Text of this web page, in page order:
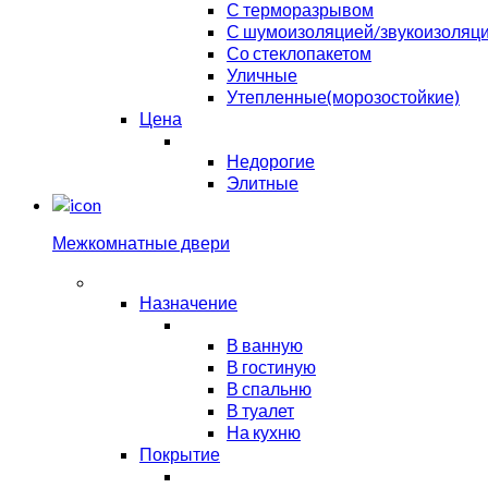
С терморазрывом
С шумоизоляцией/
Со стеклопакетом
Уличные
Утепленные(морозостойкие)
Цена
Недорогие
Элитные
Межкомнатные двери
Назначение
В ванную
В гостиную
В спальню
В туалет
На кухню
Покрытие